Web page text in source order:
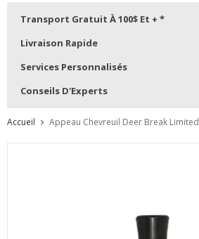
Transport Gratuit À 100$ Et + *
Livraison Rapide
Services Personnalisés
Conseils D'Experts
Accueil Appeau Chevreuil Deer Break Limited